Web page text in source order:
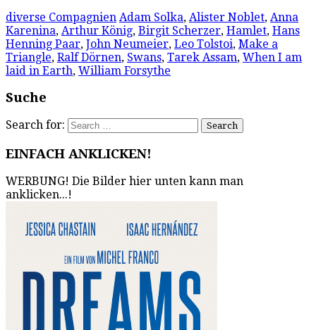
diverse Compagnien Adam Solka, Alister Noblet, Anna
Karenina, Arthur König, Birgit Scherzer, Hamlet, Hans
Henning Paar, John Neumeier, Leo Tolstoi, Make a
Triangle, Ralf Dörnen, Swans, Tarek Assam, When I am
laid in Earth, William Forsythe
Suche
Search for:
EINFACH ANKLICKEN!
WERBUNG! Die Bilder hier unten kann man
anklicken...!